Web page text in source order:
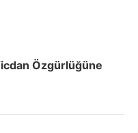
Özgürlüğüne